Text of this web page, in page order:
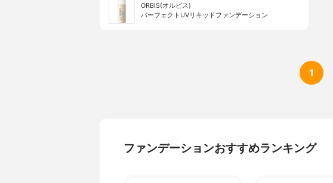
ORBIS(オルビス)
パーフェクトUVリキッドファンデーション
1
ファンデーションおすすめランキング